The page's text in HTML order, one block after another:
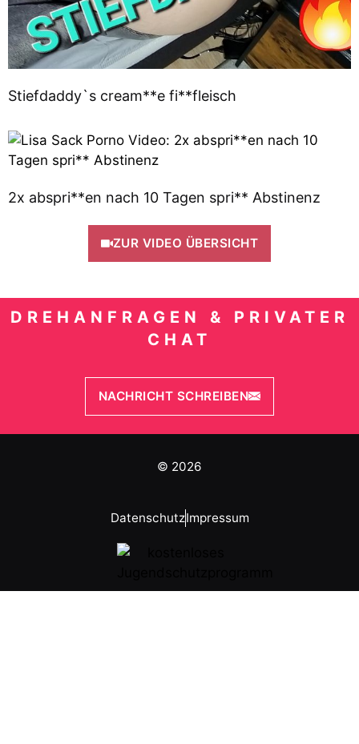
Stiefdaddy`s cream**e fi**fleisch
2x abspri**en nach 10 Tagen spri** Abstinenz
ZUR VIDEO ÜBERSICHT
DREHANFRAGEN & PRIVATER
CHAT
NACHRICHT SCHREIBEN
© 2026
DatenschutzImpressum